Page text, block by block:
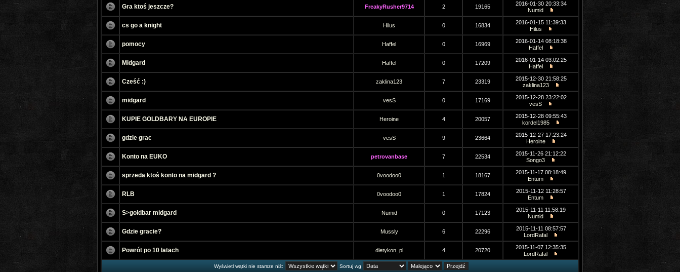
Gra ktoś jeszcze? FreakyRusher9714 2 19165
2016-01-30 20:33:34
Numid
cs go a knight Hilus 0 16834
2016-01-15 11:39:33
Hilus
pomocy Haffel 0 16969
2016-01-14 08:18:38
Haffel
Midgard Haffel 0 17209
2016-01-14 03:02:25
Haffel
Cześć :) zaklina123 7 23319
2015-12-30 21:58:25
zaklina123
midgard vesS 0 17169
2015-12-28 23:22:02
vesS
KUPIE GOLDBARY NA EUROPIE Heroine 4 20057
2015-12-28 09:55:43
kordel1985
gdzie grac vesS 9 23664
2015-12-27 17:23:24
Heroine
Konto na EUKO petrovanbase 7 22534
2015-11-26 21:12:22
Songo3
sprzeda ktoś konto na midgard ? 0voodoo0 1 18167
2015-11-17 08:18:49
Entum
RLB 0voodoo0 1 17824
2015-11-12 11:28:57
Entum
S>goldbar midgard Numid 0 17123
2015-11-11 11:58:19
Numid
Gdzie gracie? Mussly 6 22296
2015-11-11 08:57:57
LordRafal
Powrót po 10 latach dietykon_pl 4 20720
2015-11-07 12:35:35
LordRafal
Wyświetl wątki nie starsze niż: Sortuj wg